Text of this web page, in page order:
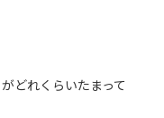
がどれくらいたまって